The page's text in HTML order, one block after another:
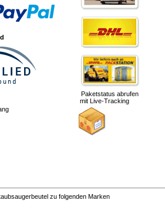
Paketstatus abrufen
mit Live-Tracking
zu folgenden Marken